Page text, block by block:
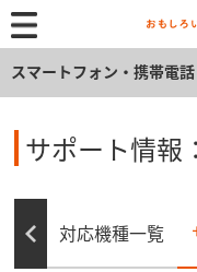
スマートフォン・携帯電話
サポート情報
ィ 対応機種一覧